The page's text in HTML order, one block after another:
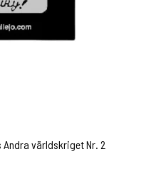
världskriget Nr. 2